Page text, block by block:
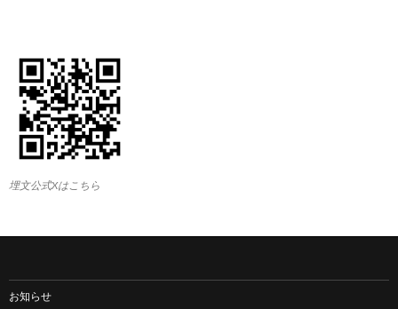
埋文公式Xはこちら
お知らせ